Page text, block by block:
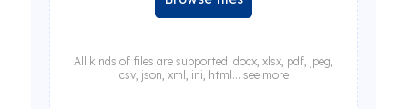
All kinds of files are supported: docx, xlsx, pdf, jpeg,
csv, json, xml, ini, html... see more